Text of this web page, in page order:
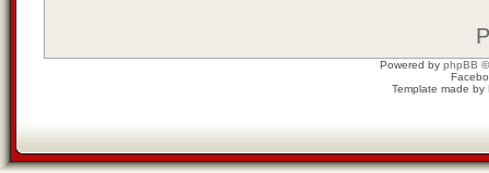
Powered by phpBB
Template made by